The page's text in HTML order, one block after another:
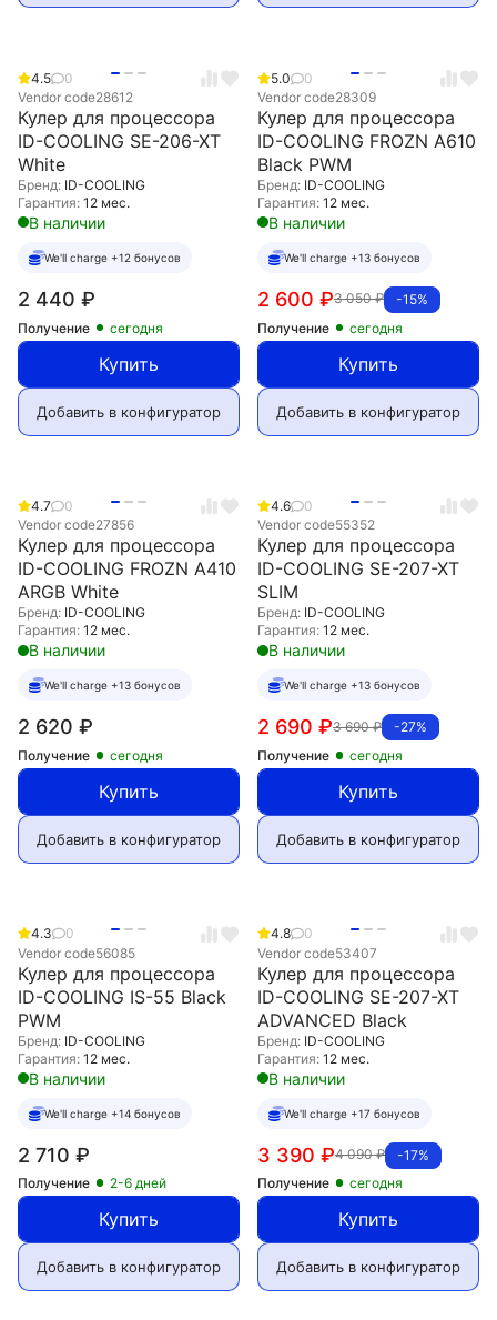
4.5
0
Vendor code28612
Кулер для процессора
ID-COOLING SE-206-XT
White
Бренд: ID-COOLING
Гарантия: 12 мес.
В наличии
We'll charge +12 бонусов
2 440 ₽
Получение сегодня
Купить
Добавить в конфигуратор
5.0
0
Vendor code28309
Кулер для процессора
ID-COOLING FROZN A610
Black PWM
Бренд: ID-COOLING
Гарантия: 12 мес.
В наличии
We'll charge +13 бонусов
-15%
3 050₽
2 600 ₽
Получение сегодня
Купить
Добавить в конфигуратор
4.7
0
Vendor code27856
Кулер для процессора
ID-COOLING FROZN A410
ARGB White
Бренд: ID-COOLING
Гарантия: 12 мес.
В наличии
We'll charge +13 бонусов
2 620 ₽
Получение сегодня
Купить
Добавить в конфигуратор
4.6
0
Vendor code55352
Кулер для процессора
ID-COOLING SE-207-XT
SLIM
Бренд: ID-COOLING
Гарантия: 12 мес.
В наличии
We'll charge +13 бонусов
-27%
3 690₽
2 690 ₽
Получение сегодня
Купить
Добавить в конфигуратор
4.3
0
Vendor code56085
Кулер для процессора
ID-COOLING IS-55 Black
PWM
Бренд: ID-COOLING
Гарантия: 12 мес.
В наличии
We'll charge +14 бонусов
2 710 ₽
Получение 2-6 дней
Купить
Добавить в конфигуратор
4.8
0
Vendor code53407
Кулер для процессора
ID-COOLING SE-207-XT
ADVANCED Black
Бренд: ID-COOLING
Гарантия: 12 мес.
В наличии
We'll charge +17 бонусов
-17%
4 090₽
3 390 ₽
Получение сегодня
Купить
Добавить в конфигуратор